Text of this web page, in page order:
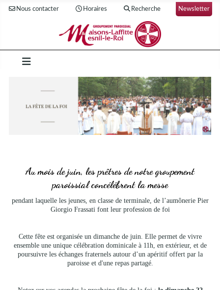
Nous contacter Horaires Recherche Newsletter
Au mois de juin, les prêtres de notre groupement
paroissial concélébrent la messe
pendant laquelle les jeunes, en classe de terminale, de l’aumônerie Pier
Giorgio Frassati font leur profession de foi
Cette fête est organisée un dimanche de juin. Elle permet de vivre
ensemble une unique célébration dominicale à 11h, en extérieur, et de
poursuivre les échanges fraternels autour d’un apéritif offert par la
paroisse et d'une repas partagé.